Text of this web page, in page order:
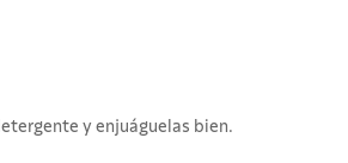
y enjuáguelas bien.